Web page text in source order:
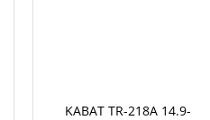
KABAT TR-218A 14.9-